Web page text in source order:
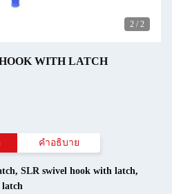
2 / 2
WITH LATCH
คำอธิบาย
, SLR swivel hook with latch,
latch